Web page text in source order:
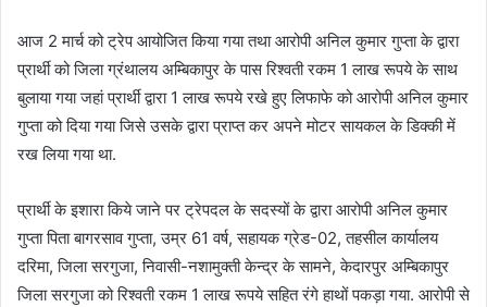
आज 2 मार्च को ट्रेप आयोजित किया गया तथा आरोपी अनिल कुमार गुप्ता के द्वारा
प्रार्थी को जिला ग्रंथालय अम्बिकापुर के पास रिश्वती रकम 1 लाख रूपये के साथ
बुलाया गया जहां प्रार्थी द्वारा 1 लाख रूपये रखे हुए लिफाफे को आरोपी अनिल कुमार
गुप्ता को दिया गया जिसे उसके द्वारा प्राप्त कर अपने मोटर सायकल के डिक्की में
रख लिया गया था.
प्रार्थी के इशारा किये जाने पर ट्रेपदल के सदस्यों के द्वारा आरोपी अनिल कुमार
गुप्ता पिता बागरसाव गुप्ता, उम्र 61 वर्ष, सहायक ग्रेड-02, तहसील कार्यालय
दरिमा, जिला सरगुजा, निवासी-नशामुक्ती केन्द्र के सामने, केदारपुर अम्बिकापुर
जिला सरगुजा को रिश्वती रकम 1 लाख रूपये सहित रंगे हाथों पकड़ा गया. आरोपी से